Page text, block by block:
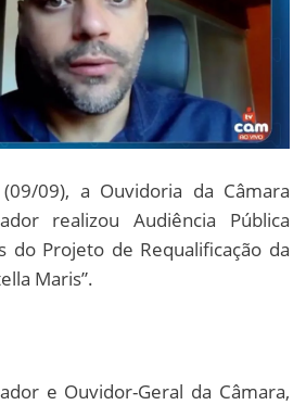
09), a Ouvidoria da Câmara
realizou Audiência Pública
do Projeto de Requalificação da
Maris”.
e Ouvidor-Geral da Câmara,